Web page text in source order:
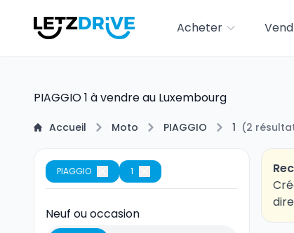
Acheter
PIAGGIO 1 à vendre au Luxembourg
Accueil Moto PIAGGIO 1 (2
PIAGGIO 1
Neuf ou occasion